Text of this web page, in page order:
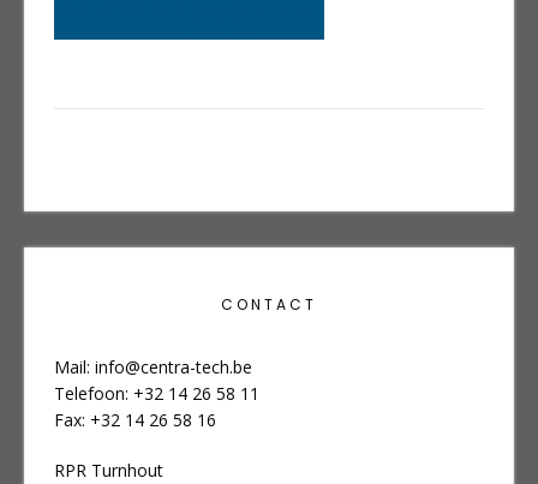
CONTACT
Mail: info@centra-tech.be
Telefoon: +32 14 26 58 11
Fax: +32 14 26 58 16
RPR Turnhout